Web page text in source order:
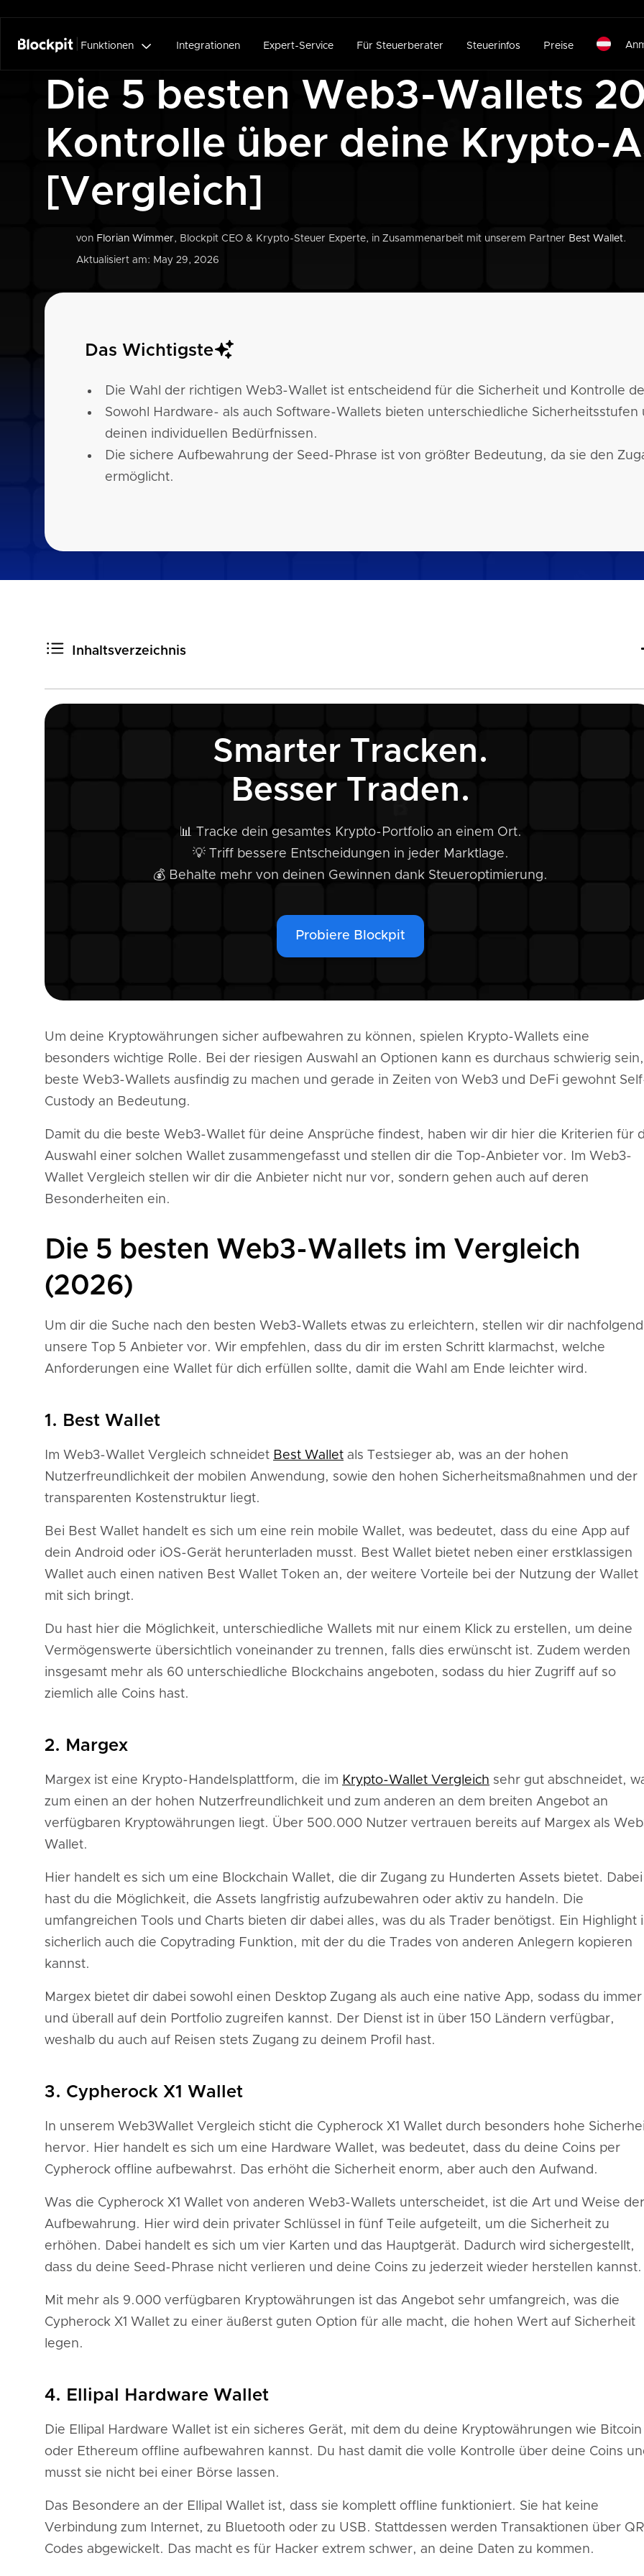
Funktionen  Integrationen Expert-Service Für Steuerberater Steuerinfos Preise
Die 5 besten Web3-Wallets
Kontrolle über deine Krypto-
[Vergleich]
von Florian Wimmer, Blockpit CEO & Krypto-Steuer Experte, in Zusammenarbeit mit unserem Partner Best Wallet.
Aktualisiert am: May 29, 2026
Das Wichtigste
Die Wahl der richtigen Web3-Wallet ist entscheidend für die Sicherheit und Kontrolle
Sowohl Hardware- als auch Software-Wallets bieten unterschiedliche
deinen individuellen Bedürfnissen.
Die sichere Aufbewahrung der Seed-Phrase ist von größter Bedeutung, da sie den
ermöglicht.
Inhaltsverzeichnis
Die 5 besten Web3-Wallets im Vergleich (2026)
Wie erstellt man eine Web3-Wallet? Schritt-für-Schritt Anleitung
Warum man eine Web3-Wallet benötigt
Häufige Probleme mit Web3-Wallets – und ihre Lösungen
Vor- und Nachteile von Web3-Wallets
Die Zukunft von Web3-Wallets – Trends und Entwicklungen
Smarter Tracken.
Besser Traden.
📊 Tracke dein gesamtes Krypto-Portfolio an einem Ort.
💡 Triff bessere Entscheidungen in jeder Marktlage.
💰 Behalte mehr von deinen Gewinnen dank Steueroptimierung.
Probiere Blockpit
Um deine Kryptowährungen sicher aufbewahren zu können, spielen Krypto-Wallets eine
besonders wichtige Rolle. Bei der riesigen Auswahl an Optionen kann es durchaus schwierig sein,
beste Web3-Wallets ausfindig zu machen und gerade in Zeiten von Web3 und DeFi gewohnt
Custody an Bedeutung.
Damit du die beste Web3-Wallet für deine Ansprüche findest, haben wir dir hier die Kriterien für
Auswahl einer solchen Wallet zusammengefasst und stellen dir die Top-Anbieter vor. Im Web3-
Wallet Vergleich stellen wir dir die Anbieter nicht nur vor, sondern gehen auch auf deren
Besonderheiten ein.
Die 5 besten Web3-Wallets im Vergleich
(2026)
Um dir die Suche nach den besten Web3-Wallets etwas zu erleichtern, stellen wir dir nachfolgend
unsere Top 5 Anbieter vor. Wir empfehlen, dass du dir im ersten Schritt klarmachst, welche
Anforderungen eine Wallet für dich erfüllen sollte, damit die Wahl am Ende leichter wird.
1. Best Wallet
Im Web3-Wallet Vergleich schneidet Best Wallet als Testsieger ab, was an der hohen
Nutzerfreundlichkeit der mobilen Anwendung, sowie den hohen Sicherheitsmaßnahmen und der
transparenten Kostenstruktur liegt.
Bei Best Wallet handelt es sich um eine rein mobile Wallet, was bedeutet, dass du eine App auf
dein Android oder iOS-Gerät herunterladen musst. Best Wallet bietet neben einer erstklassigen
Wallet auch einen nativen Best Wallet Token an, der weitere Vorteile bei der Nutzung der Wallet
mit sich bringt.
Du hast hier die Möglichkeit, unterschiedliche Wallets mit nur einem Klick zu erstellen, um deine
Vermögenswerte übersichtlich voneinander zu trennen, falls dies erwünscht ist. Zudem werden
insgesamt mehr als 60 unterschiedliche Blockchains angeboten, sodass du hier Zugriff auf so
ziemlich alle Coins hast.
2. Margex
Margex ist eine Krypto-Handelsplattform, die im Krypto-Wallet Vergleich sehr gut abschneidet,
zum einen an der hohen Nutzerfreundlichkeit und zum anderen an dem breiten Angebot an
verfügbaren Kryptowährungen liegt. Über 500.000 Nutzer vertrauen bereits auf Margex als
Wallet.
Hier handelt es sich um eine Blockchain Wallet, die dir Zugang zu Hunderten Assets bietet. Dabei
hast du die Möglichkeit, die Assets langfristig aufzubewahren oder aktiv zu handeln. Die
umfangreichen Tools und Charts bieten dir dabei alles, was du als Trader benötigst. Ein Highlight
sicherlich auch die Copytrading Funktion, mit der du die Trades von anderen Anlegern kopieren
kannst.
Margex bietet dir dabei sowohl einen Desktop Zugang als auch eine native App, sodass du immer
und überall auf dein Portfolio zugreifen kannst. Der Dienst ist in über 150 Ländern verfügbar,
weshalb du auch auf Reisen stets Zugang zu deinem Profil hast.
3. Cypherock X1 Wallet
In unserem Web3Wallet Vergleich sticht die Cypherock X1 Wallet durch besonders hohe
hervor. Hier handelt es sich um eine Hardware Wallet, was bedeutet, dass du deine Coins per
Cypherock offline aufbewahrst. Das erhöht die Sicherheit enorm, aber auch den Aufwand.
Was die Cypherock X1 Wallet von anderen Web3-Wallets unterscheidet, ist die Art und Weise der
Aufbewahrung. Hier wird dein privater Schlüssel in fünf Teile aufgeteilt, um die Sicherheit zu
erhöhen. Dabei handelt es sich um vier Karten und das Hauptgerät. Dadurch wird sichergestellt,
dass du deine Seed-Phrase nicht verlieren und deine Coins zu jederzeit wieder herstellen
Mit mehr als 9.000 verfügbaren Kryptowährungen ist das Angebot sehr umfangreich, was die
Cypherock X1 Wallet zu einer äußerst guten Option für alle macht, die hohen Wert auf Sicherheit
legen.
4. Ellipal Hardware Wallet
Die Ellipal Hardware Wallet ist ein sicheres Gerät, mit dem du deine Kryptowährungen wie Bitcoin
oder Ethereum offline aufbewahren kannst. Du hast damit die volle Kontrolle über deine Coins
musst sie nicht bei einer Börse lassen.
Das Besondere an der Ellipal Wallet ist, dass sie komplett offline funktioniert. Sie hat keine
Verbindung zum Internet, zu Bluetooth oder zu USB. Stattdessen werden Transaktionen über
Codes abgewickelt. Das macht es für Hacker extrem schwer, an deine Daten zu kommen.